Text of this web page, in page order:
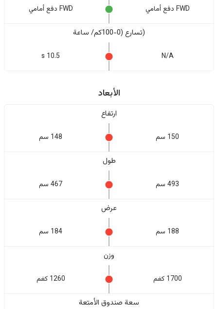
FWD دفع أمامي FWD دفع أمامي
(تسارع (0-100كم/ ساعة
N/A
10.5 s
الأبعاد
ارتفاع
150 سم 148 سم
طول
493 سم 467 سم
عرض
188 سم 184 سم
وزن
1700 كغم 1260 كغم
سعة صندوق الأمتعة